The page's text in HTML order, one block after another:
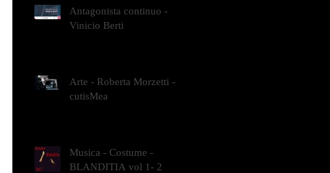
Antagonista continuo -
Vinicio Berti
Arte - Roberta Morzetti -
cutisMea
Musica - Costume -
BLANDITIA vol 1- 2